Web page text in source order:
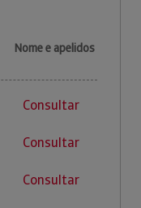
Nome e apelidos
Consultar
Consultar
Consultar